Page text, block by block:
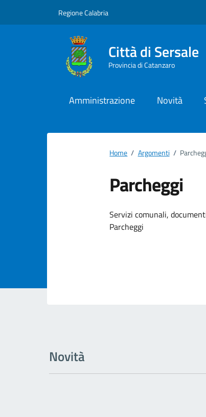
Regione Calabria
Città di Sersale
Provincia di Catanzaro
Amministrazione Novità
Home / Argomenti /
Parcheggi
Dettagli
Servizi comunali,
Parcheggi
Novità